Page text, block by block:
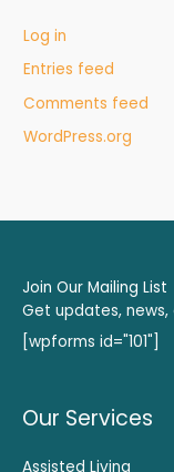
Log in
Entries feed
Comments feed
WordPress.org
Join Our Mailing List
Get updates,
[wpforms id="101"]
Our Services
Assisted Living